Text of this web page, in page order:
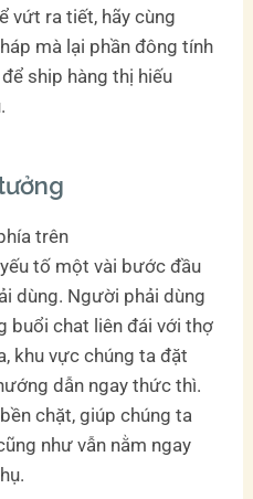
vứt ra tiết, hãy cùng
mà lại phần đông tính
ship hàng thị hiếu
trên
yếu tố một vài bước đầu
dùng. Người phải dùng
buổi chat liên đái với thợ
khu vực chúng ta đặt
dẫn ngay thức thì.
chặt, giúp chúng ta
như vẫn nằm ngay